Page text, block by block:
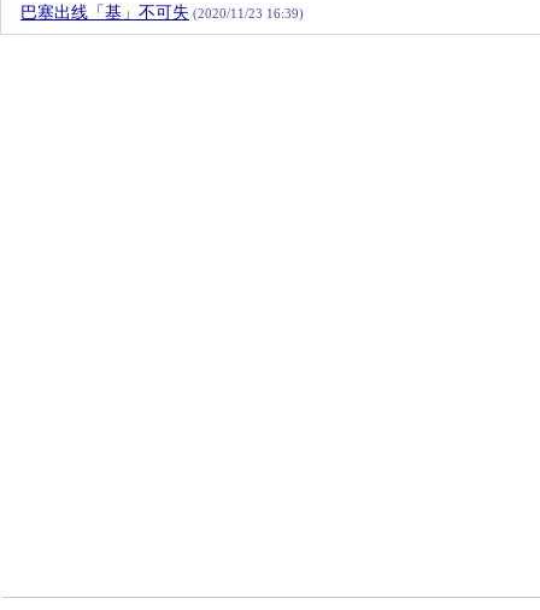
巴塞出线「基」不可失 (2020/11/23 16:39)